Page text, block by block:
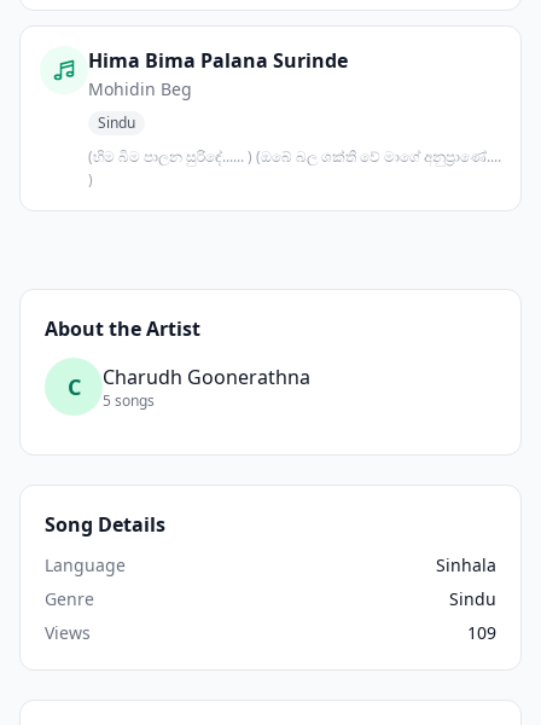
Hima Bima Palana Surinde
Mohidin Beg
Sindu
(හිම බිම පාලන සුරිඳේ...... ) (ඔබේ බල ශක්ති වේ මාගේ අනුප්‍රාණේ....
)
About the Artist
C Charudh Goonerathna
5 songs
Song Details
Language
Sinhala
Genre
Sindu
Views
109